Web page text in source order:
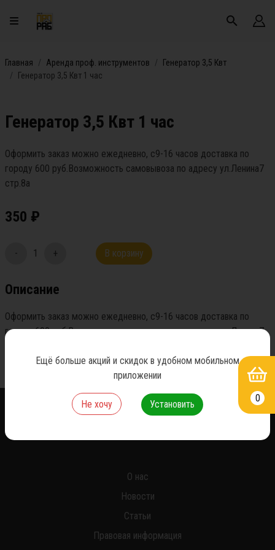
Главная Аренда проф. инструментов
Генератор 3,5 Квт
Генератор 3,5 Квт 1 час
Генератор 3,5 Квт 1 час
Оформить заказ можно ежедневно, с9-16 часов доставка по
городу 600 руб.Возможность самовывоза по адресу ул.Ленина7
стр.8а
350 ₽
- 1 + В корзину
Описание
Оформить заказ можно ежедневно, с9-16 часов доставка по
городу 600 руб.Возможность самовывоза по адресу ул.Ленина7
*
О нас
Новости
Статьи
Правовая информация
0
Ещё больше акций и скидок в удобном мобильном
приложении
Не хочу Установить